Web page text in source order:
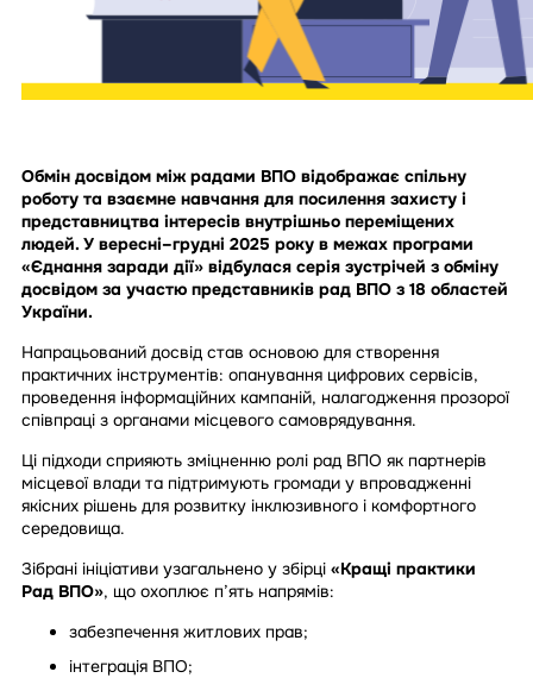
Обмін досвідом між радами ВПО відображає спільну
роботу та взаємне навчання для посилення захисту і
представництва інтересів внутрішньо переміщених
людей. У вересні–грудні 2025 року в межах програми
«Єднання заради дії» відбулася серія зустрічей з обміну
досвідом за участю представників рад ВПО з 18 областей
України.
Напрацьований досвід став основою для створення
практичних інструментів: опанування цифрових сервісів,
проведення інформаційних кампаній, налагодження прозорої
співпраці з органами місцевого самоврядування.
Ці підходи сприяють зміцненню ролі рад ВПО як партнерів
місцевої влади та підтримують громади у впровадженні
якісних рішень для розвитку інклюзивного і комфортного
середовища.
Зібрані ініціативи узагальнено у збірці «Кращі практики
Рад ВПО», що охоплює п’ять напрямів:
забезпечення житлових прав;
інтеграція ВПО;